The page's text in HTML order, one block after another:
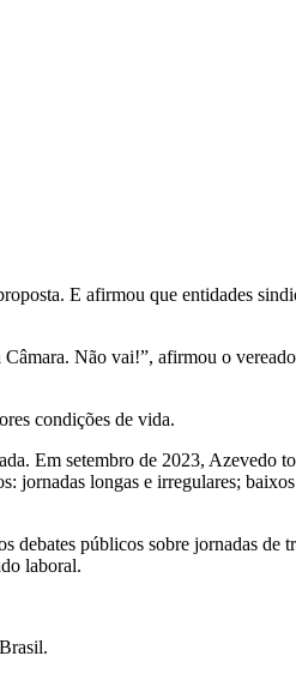
E afirmou que entidades
Não vai!”, afirmou o
condições de vida.
Em setembro de 2023, Azevedo
jornadas longas e irregulares;
debates públicos sobre jornadas de
laboral.